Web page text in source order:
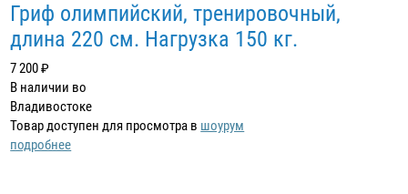
Гриф олимпийский, тренировочный,
длина 220 см. Нагрузка 150 кг.
7 200 ₽
В наличии во
Владивостоке
Товар доступен для просмотра в шоурум
подробнее